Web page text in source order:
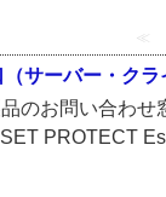
≪
サーバー・ク
のお問い合わ
PROTECT